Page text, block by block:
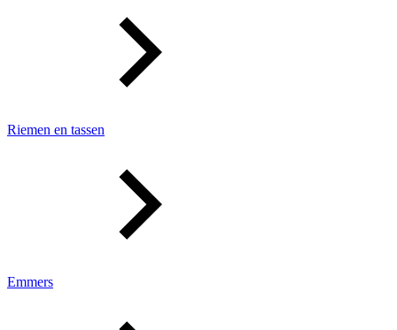
Riemen en tassen
Emmers